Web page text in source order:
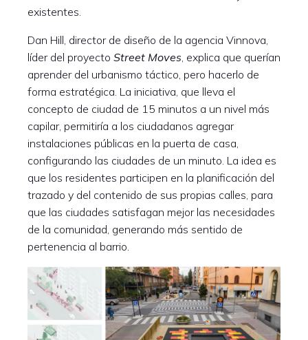
existentes.
Dan Hill, director de diseño de la agencia Vinnova,
líder del proyecto Street Moves , explica que querían
aprender del urbanismo táctico, pero hacerlo de
forma estratégica. La iniciativa, que lleva el
concepto de ciudad de 15 minutos a un nivel más
capilar, permitiría a los ciudadanos agregar
instalaciones públicas en la puerta de casa,
configurando las ciudades de un minuto. La idea es
que los residentes participen en la planificación del
trazado y del contenido de sus propias calles, para
que las ciudades satisfagan mejor las necesidades
de la comunidad, generando más sentido de
pertenencia al barrio.